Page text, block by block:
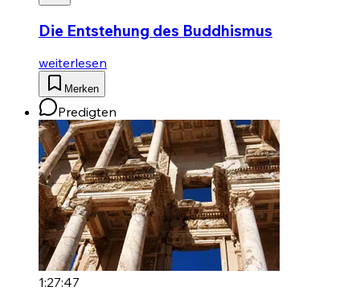
Die Entstehung des Buddhismus
weiterlesen
Merken
Predigten
1:27:47